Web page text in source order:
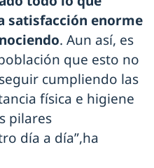
satisfacción enorme
. Aun así, es
que esto no
cumpliendo las
física e higiene
pilares
día a día”,ha